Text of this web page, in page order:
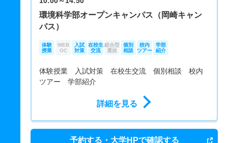
環境科学部オープンキャンパス（岡崎キャン
パス）
体験
授業
WEB
OC
入試
対策
在校生
交流
総合型
選抜
個別
相談
校内
ツアー
学部
紹介
体験授業 入試対策 在校生交流 個別相談 校内
ツアー 学部紹介
詳細を見る
予約する・大学HPで確認する